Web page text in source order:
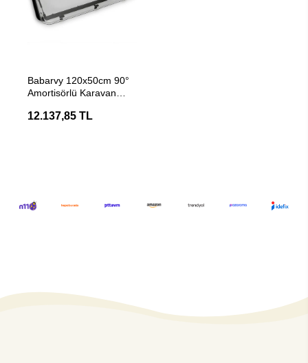
Babarvy 120x50cm 90°
Amortisörlü Karavan
12.137,85 TL